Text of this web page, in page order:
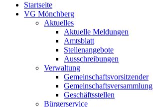
Startseite
VG Mönchberg
Aktuelles
Aktuelle Meldungen
Amtsblatt
Stellenangebote
Ausschreibungen
Verwaltung
Gemeinschaftsvorsitzender
Gemeinschaftsversammlung
Geschäftsstellen
Bürgerservice